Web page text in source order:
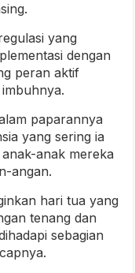
yang
dengan
peran aktif
paparannya
yang sering ia
anak mereka
angan.
hari tua yang
tenang dan
sebagian